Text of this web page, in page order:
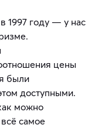
1997 году — у нас
цены
были
доступными.
можно
самое